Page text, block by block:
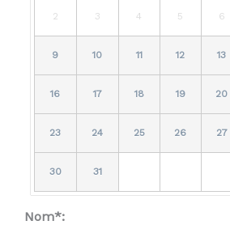
2 3 4 5 6
9 10 11 12 13
16 17 18 19 20
23 24 25 26 27
30 31
Nom*: